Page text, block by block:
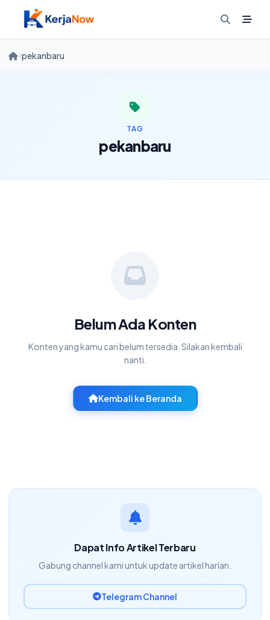
content
pekanbaru
TAG
pekanbaru
Belum Ada Konten
Konten yang kamu cari belum tersedia. Silakan kembali
nanti.
Kembali ke Beranda
Dapat Info Artikel Terbaru
Gabung channel kami untuk update artikel harian.
Telegram Channel